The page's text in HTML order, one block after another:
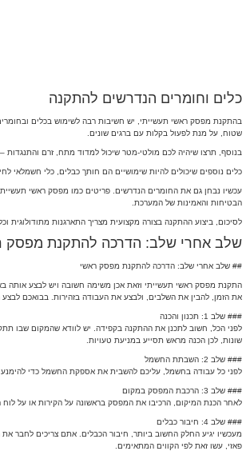
כלים וחומרים הנדרשים להתקנה
בהתקנת מפסק ראשי תעשייתי, יש חשיבות רבה לשימוש בכלים
שטוח, על מנת לפעול בקלות עם ברגים שונים.
בנוסף, תרצו שיהיה לכם מולטי-מטר שיכול למדוד מתח, זרם והתנגדות
כלים נוספים שיכולים להיות שימושיים הם חותך כבלים, כלי חשמלאי
עכשיו נבחן גם את החומרים הנדרשים. פריטים כמו מפסק ראשי
הבטיחות והאמינות של המערכת.
לסיכום, ביצוע ההתקנה בצורה מקצועית מצריך התארגנות מתודולוגית
שלב אחרי שלב: הדרכה להתקנת מפסק
## שלב אחרי שלב: הדרכה להתקנת מפסק ראשי
התקנת מפסק ראשי תעשייתי וזאת אכן משימה חשובה ויש לבצע אותה
את הזמן, להבין את השלבים, ולבצע את העבודה בזהירות. בבואכם
### שלב 1: תכנון והכנה
לפני הכל, חשוב לתכנן את ההתקנה בקפידה. יש לוודא שהמקום שבו
שונות, לכן הכנה מראש תסייע במניעת טעויות.
### שלב 2: השבתת החשמל
לפני כל עבודה בחשמל, עליכם להשבית את אספקת החשמל כדי
### שלב 3: הרכבת המפסק במקום
לאחר הכנת המיקום, הרכיבו את המפסק בראשונה על הקירות או על
### שלב 4: חיבור כבלים
מעכשיו יגיע החלק החשוב ביותר, חיבור הכבלים. אתם צריכים לחבר
פאזי, עשו זאת לפי הקווים המתאימים.